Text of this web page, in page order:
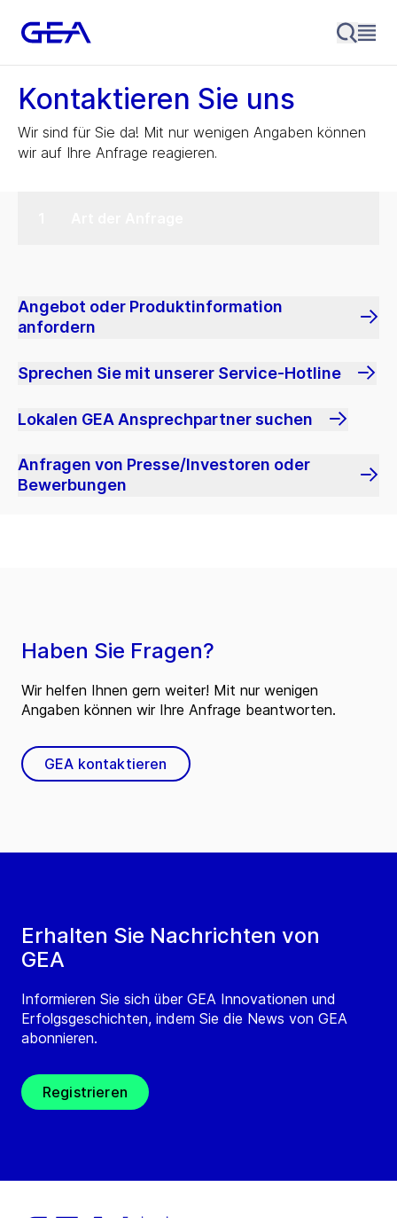
Kontaktieren Sie uns
Wir sind für Sie da! Mit nur wenigen Angaben können
wir auf Ihre Anfrage reagieren.
Angebot oder Produktinformation
anfordern
Sprechen Sie mit unserer Service-Hotline
Lokalen GEA Ansprechpartner suchen
Anfragen von Presse/Investoren oder
Bewerbungen
Erhalten Sie Nachrichten von
GEA
Informieren Sie sich über GEA Innovationen und
Erfolgsgeschichten, indem Sie die News von GEA
abonnieren.
Registrieren
Haben Sie Fragen?
Wir helfen Ihnen gern weiter! Mit nur wenigen
Angaben können wir Ihre Anfrage beantworten.
GEA kontaktieren